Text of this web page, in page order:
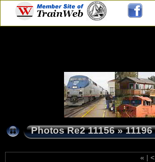
Photos Re2 11156»11196
« | <